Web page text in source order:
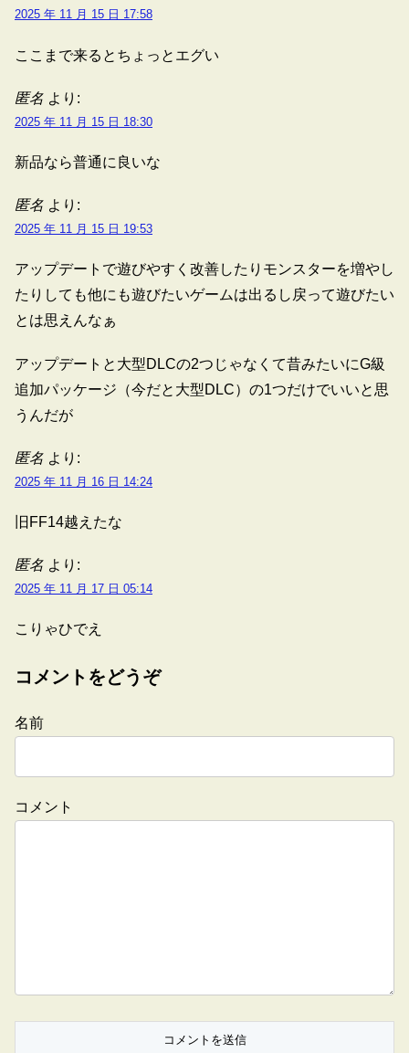
2025 年 11 月 15 日 17:58
ここまで来るとちょっとエグい
匿名 より:
2025 年 11 月 15 日 18:30
新品なら普通に良いな
匿名 より:
2025 年 11 月 15 日 19:53
アップデートで遊びやすく改善したりモンスターを増やし
たりしても他にも遊びたいゲームは出るし戻って遊びたい
とは思えんなぁ
アップデートと大型DLCの2つじゃなくて昔みたいにG級
追加パッケージ（今だと大型DLC）の1つだけでいいと思
うんだが
匿名 より:
2025 年 11 月 16 日 14:24
旧FF14越えたな
匿名 より:
2025 年 11 月 17 日 05:14
こりゃひでえ
コメントをどうぞ
名前
コメント